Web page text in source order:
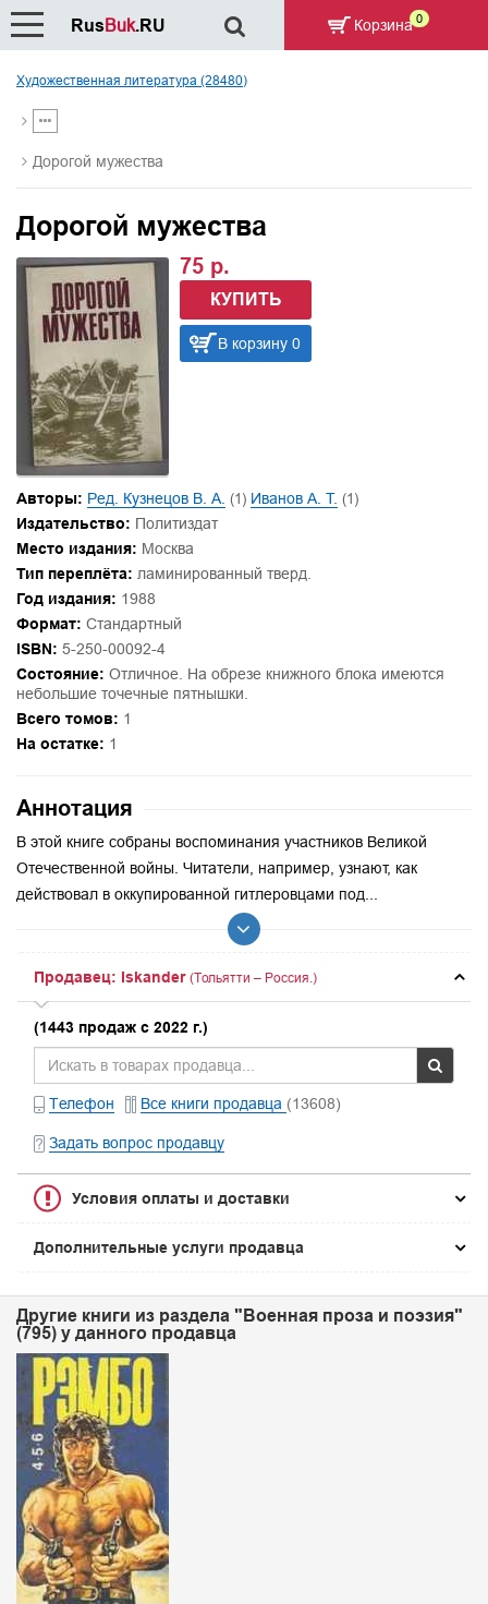
Художественная литература (28480)
Дорогой мужества
Дорогой мужества
75 р.
КУПИТЬ
В корзину 0
Авторы: Ред. Кузнецов В. А. (1) Иванов А. Т. (1)
Издательство: Политиздат
Место издания: Москва
Тип переплёта: ламинированный тверд.
Год издания: 1988
Формат: Стандартный
ISBN: 5-250-00092-4
Состояние: Отличное. На обрезе книжного блока имеются
небольшие точечные пятнышки.
Всего томов: 1
На остатке: 1
Аннотация
В этой книге собраны воспоминания участников Великой
Отечественной войны. Читатели, например, узнают, как
действовал в оккупированной гитлеровцами под...
Продавец: Iskander (Тольятти – Россия.)
(1443 продаж с 2022 г.)
Телефон Все книги продавца (13608)
Задать вопрос продавцу
Условия оплаты и доставки
Дополнительные услуги продавца
Другие книги из раздела "Военная проза и поэзия"
(795) у данного продавца
RusBuk.RU Корзина 0